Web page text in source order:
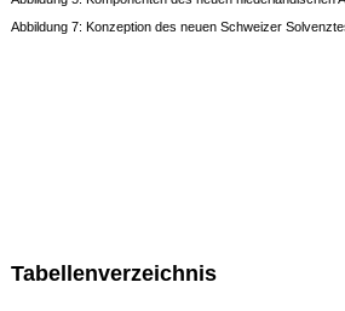
Abbildung 7: Konzeption des neuen Schweizer
Tabellenverzeichnis